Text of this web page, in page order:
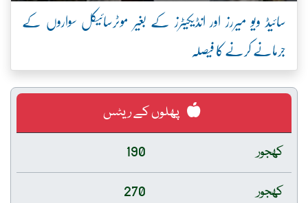
سائیڈ ویو میررز اور انڈیکیٹرز کے بغیر موٹرسائیکل سواروں کے
جرمانے کرنے کا فیصلہ
پھلوں کے ریٹس
کھجور
190
کھجور
270